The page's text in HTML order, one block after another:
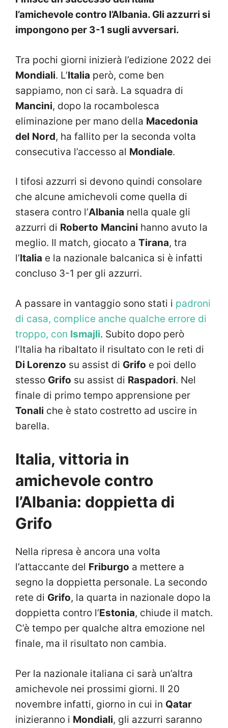
l’amichevole contro l’Albania. Gli azzurri si
impongono per 3-1 sugli avversari.
Tra pochi giorni inizierà l’edizione 2022 dei
Mondiali. L’Italia però, come ben
sappiamo, non ci sarà. La squadra di
Mancini, dopo la rocambolesca
eliminazione per mano della Macedonia
del Nord, ha fallito per la seconda volta
consecutiva l’accesso al Mondiale.
I tifosi azzurri si devono quindi consolare
che alcune amichevoli come quella di
stasera contro l’Albania nella quale gli
azzurri di Roberto Mancini hanno avuto la
meglio. Il match, giocato a Tirana, tra
l’Italia e la nazionale balcanica si è infatti
concluso 3-1 per gli azzurri.
A passare in vantaggio sono stati i padroni
di casa, complice anche qualche errore di
troppo, con Ismajli. Subito dopo però
l’Italia ha ribaltato il risultato con le reti di
Di Lorenzo su assist di Grifo e poi dello
stesso Grifo su assist di Raspadori. Nel
finale di primo tempo apprensione per
Tonali che è stato costretto ad uscire in
barella.
Italia, vittoria in
amichevole contro
l’Albania: doppietta di
Grifo
Nella ripresa è ancora una volta
l’attaccante del Friburgo a mettere a
segno la doppietta personale. La secondo
rete di Grifo, la quarta in nazionale dopo la
doppietta contro l’Estonia, chiude il match.
C’è tempo per qualche altra emozione nel
finale, ma il risultato non cambia.
Per la nazionale italiana ci sarà un’altra
amichevole nei prossimi giorni. Il 20
novembre infatti, giorno in cui in Qatar
inizieranno i Mondiali, gli azzurri saranno